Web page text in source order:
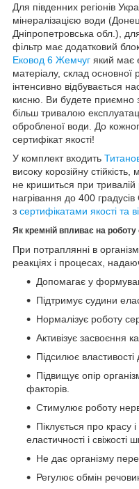
Для південних регіонів
мінералізацією води
Дніпропетровська обл.),
фільтр має додатковий
Ековод 6 Жемчуг який має
матеріалу, склад
інтенсивно відбувається
кисню. Ви будете приємно
більш тривалою
обробленої води. До
сертифікат якості!
У комплект входить
високу корозійну стійкість,
не кришиться при
нагрівання до 400
з сертифікатами якості та
Як кремній впливає на роботу
При потраплянні в
реакціях і процесах,
Допомагає у
Підтримує судини
Нормалізує роботу
Активізує засвоєння
Підсилює властивості
Підвищує опір
факторів.
Стимулює роботу
Піклується про красу і
еластичності і свіжості
Не дає організму
Регулює обмін